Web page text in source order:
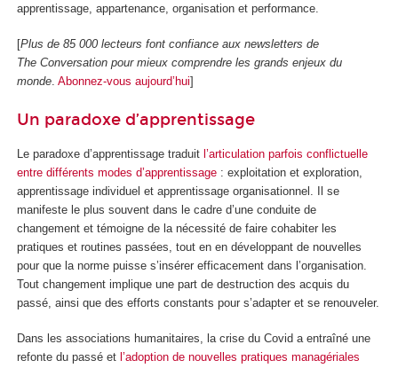
apprentissage, appartenance, organisation et performance.
[Plus de 85 000 lecteurs font confiance aux newsletters de
The Conversation pour mieux comprendre les grands enjeux du
monde. Abonnez-vous aujourd’hui]
Un paradoxe d’apprentissage
Le paradoxe d’apprentissage traduit l’articulation parfois conflictuelle
entre différents modes d’apprentissage : exploitation et exploration,
apprentissage individuel et apprentissage organisationnel. Il se
manifeste le plus souvent dans le cadre d’une conduite de
changement et témoigne de la nécessité de faire cohabiter les
pratiques et routines passées, tout en en développant de nouvelles
pour que la norme puisse s’insérer efficacement dans l’organisation.
Tout changement implique une part de destruction des acquis du
passé, ainsi que des efforts constants pour s’adapter et se renouveler.
Dans les associations humanitaires, la crise du Covid a entraîné une
refonte du passé et l’adoption de nouvelles pratiques managériales